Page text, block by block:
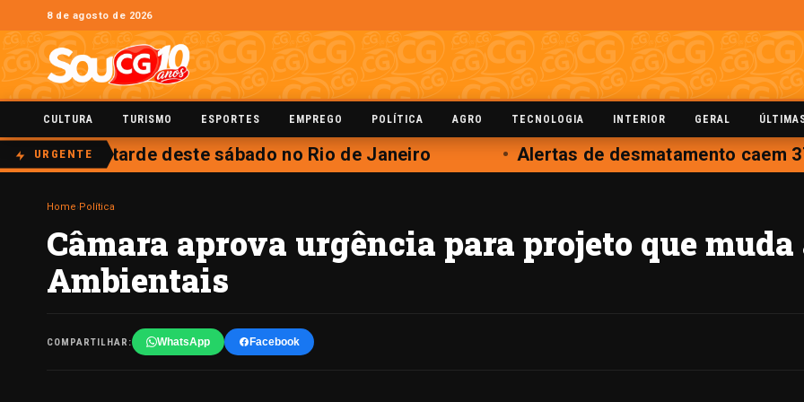
8 de agosto de 2026
CULTURA TURISMO ESPORTES EMPREGO POLÍTICA AGRO TECNOLOGIA INTERIOR GERAL
URGENTE
aberta na tarde deste sábado no Rio de Janeiro Alertas de desmatamento caem
Home Política
Câmara aprova urgência para projeto que muda
Ambientais
COMPARTILHAR: WhatsApp Facebook